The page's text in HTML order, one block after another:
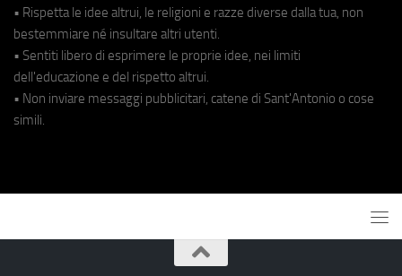
• Rispetta le idee altrui, le religioni e razze diverse dalla tua, non
bestemmiare né insultare altri utenti.
• Sentiti libero di esprimere le proprie idee, nei limiti
dell'educazione e del rispetto altrui.
• Non inviare messaggi pubblicitari, catene di Sant'Antonio o cose
simili.